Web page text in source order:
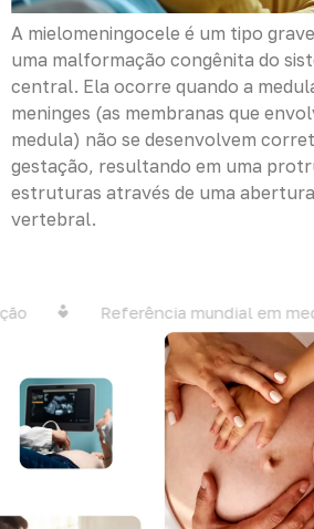
A mielomeningocele é um tipo
uma malformação congênita do
central. Ela ocorre quando a
meninges (as membranas que
medula) não se desenvolvem
gestação, resultando em uma
estruturas através de uma
vertebral.
Referência mundial em